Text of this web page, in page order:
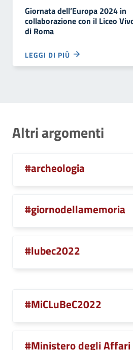
Giornata dell’Europa 2024 in
collaborazione con il Liceo
di Roma
LEGGI DI PIÙ
Altri argomenti
#archeologia
#giornodellamemoria
#lubec2022
#MiCLuBeC2022
#Ministero degli Affari